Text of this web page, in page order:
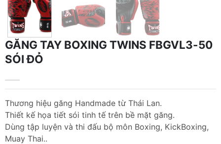
GĂNG TAY BOXING TWINS FBGVL3-50
SÓI ĐỎ
Thương hiệu găng Handmade từ Thái Lan.
Thiết kế họa tiết sói tinh tế trên bề mặt găng.
Dùng tập luyện và thi đấu bộ môn Boxing, KickBoxing,
Muay Thai..